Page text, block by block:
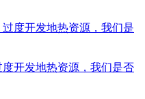
开发地热资源，我们是否